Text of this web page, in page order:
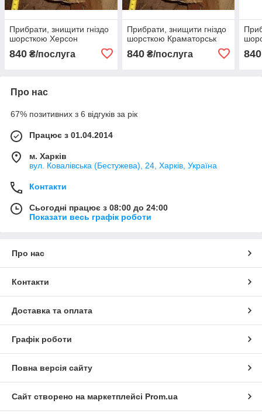
Прибрати, знищити гніздо
шорсткою Херсон
840 ₴/послуга
Прибрати, знищити гніздо
шорсткою Краматорськ
840₴/послуга 840
Про нас
67% позитивних з 6 відгуків за рік
Працює з 01.04.2014
м. Харків
вул. Ковалівська (Бестужева), 24, Харків, Україна
Контакти
Сьогодні працює з 08:00 до 24:00
Показати весь графік роботи
Про нас
Контакти
Доставка та оплата
Графік роботи
Повна версія сайту
Сайт створено на маркетплейсі Prom.ua